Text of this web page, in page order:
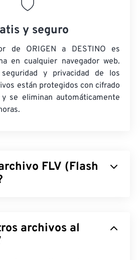
y seguro
de ORIGEN a DESTINO es
en cualquier navegador web.
seguridad y privacidad de los
están protegidos con cifrado
se eliminan automáticamente
FLV (Flash
de alta calidad y bien
a través de internet.
archivos al